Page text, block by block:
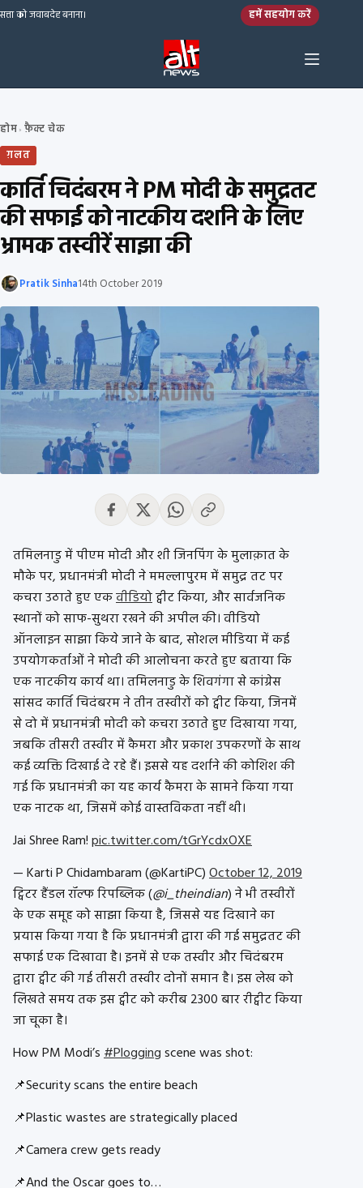
Skip to content
सत्ता को जवाबदेह बनाना। हमें सहयोग करें
होम› फ़ैक्ट चेक
ग़लत
कार्ति चिदंबरम ने PM मोदी के समुद्रतट
की सफाई को नाटकीय दर्शाने के लिए
भ्रामक तस्वीरें साझा की
Pratik Sinha14th October 2019
तमिलनाडु में पीएम मोदी और शी जिनपिंग के मुलाक़ात के
मौके पर, प्रधानमंत्री मोदी ने ममल्लापुरम में समुद्र तट पर
कचरा उठाते हुए एकवीडियोट्वीट किया, और सार्वजनिक
स्थानों को साफ-सुथरा रखने की अपील की। वीडियो
ऑनलाइन साझा किये जाने के बाद, सोशल मीडिया में कई
उपयोगकर्ताओं ने मोदी की आलोचना करते हुए बताया कि
एक नाटकीय कार्य था। तमिलनाडु के शिवगंगा से कांग्रेस
सांसद कार्ति चिदंबरम ने तीन तस्वीरों को ट्वीट किया, जिनमें
से दो में प्रधानमंत्री मोदी को कचरा उठाते हुए दिखाया गया,
जबकि तीसरी तस्वीर में कैमरा और प्रकाश उपकरणों के साथ
कई व्यक्ति दिखाई दे रहे हैं। इससे यह दर्शाने की कोशिश की
गई कि प्रधानमंत्री का यह कार्य कैमरा के सामने किया गया
एक नाटक था, जिसमें कोई वास्तविकता नहीं थी।
Jai Shree Ram!pic.twitter.com/tGrYcdxOXE
— Karti P Chidambaram (@KartiPC)October 12, 2019
ट्विटर हैंडल रॉल्फ रिपब्लिक (@i_theindian) ने भी तस्वीरों
के एक समूह को साझा किया है, जिससे यह दिखाने का
प्रयास किया गया है कि प्रधानमंत्री द्वारा की गई समुद्रतट की
सफाई एक दिखावा है। इनमें से एक तस्वीर और चिदंबरम
द्वारा ट्वीट की गई तीसरी तस्वीर दोनों समान है। इस लेख को
लिखते समय तक इस ट्वीट को करीब 2300 बार रीट्वीट किया
जा चूका है।
How PM Modi’s#Ploggingscene was shot:
📌Security scans the entire beach
📌Plastic wastes are strategically placed
📌Camera crew gets ready
📌And the Oscar goes to…